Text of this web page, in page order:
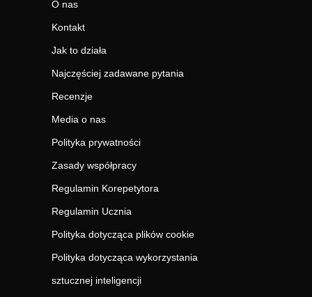
O nas
Kontakt
Jak to działa
Najczęściej zadawane pytania
Recenzje
Media o nas
Polityka prywatności
Zasady współpracy
Regulamin Korepetytora
Regulamin Ucznia
Polityka dotycząca plików cookie
Polityka dotycząca wykorzystania
sztucznej inteligencji